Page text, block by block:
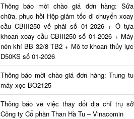
Thông báo mời chào giá đơn hàng: Sửa
chữa, phục hồi Hộp giảm tốc di chuyển xoay
cầu CBIII250 vế phải số 01-2026 + Ô tựa
khoan xoay cầu CBIII250 số 01-2026 + Máy
nén khí BB 32/8 TB2 + Mô tơ khoan thủy lực
D50KS số 01-2026
Thông báo mời chào giá đơn hàng: Trung tu
máy xọc BO2125
Thông báo về việc thay đổi địa chỉ trụ sở
Công ty Cổ phần Than Hà Tu – Vinacomin